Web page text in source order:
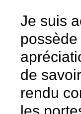
Je suis
de
rendu
les